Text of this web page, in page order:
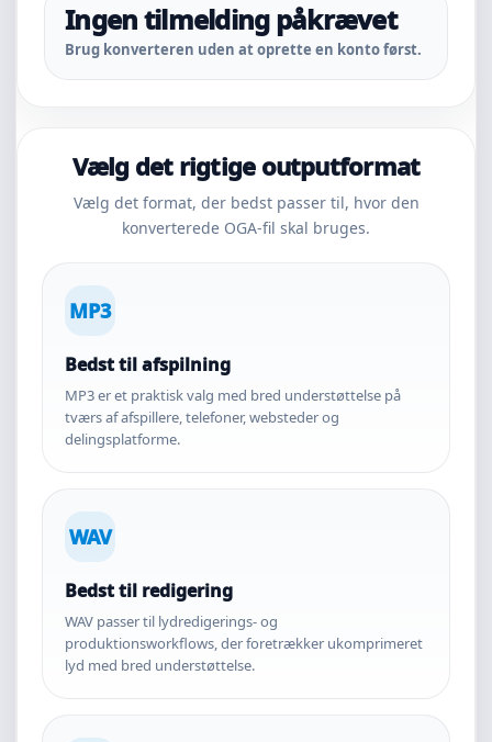
Ingen tilmelding påkrævet
Brug konverteren uden at oprette en konto først.
Vælg det rigtige outputformat
Vælg det format, der bedst passer til, hvor den
konverterede OGA-fil skal bruges.
MP3
Bedst til afspilning
MP3 er et praktisk valg med bred understøttelse på
tværs af afspillere, telefoner, websteder og
delingsplatforme.
WAV
Bedst til redigering
WAV passer til lydredigerings- og
produktionsworkflows, der foretrækker ukomprimeret
lyd med bred understøttelse.